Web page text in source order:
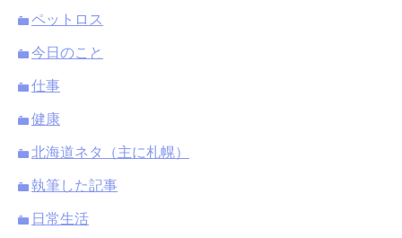
ペットロス
今日のこと
仕事
健康
北海道ネタ（主に札幌）
執筆した記事
日常生活